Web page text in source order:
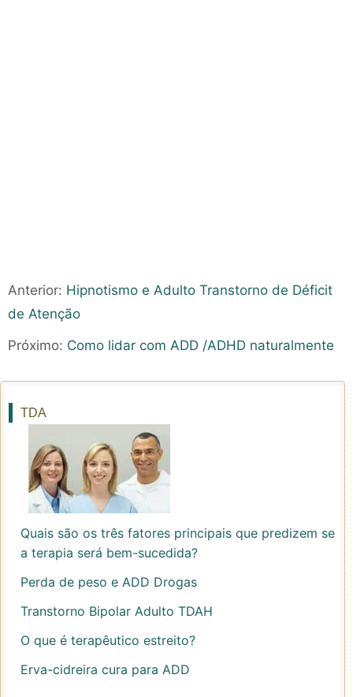
Anterior: Hipnotismo e Adulto Transtorno de Déficit
de Atenção
Próximo: Como lidar com ADD /ADHD naturalmente
TDA
Quais são os três fatores principais que predizem se
a terapia será bem-sucedida?
Perda de peso e ADD Drogas
Transtorno Bipolar Adulto TDAH
O que é terapêutico estreito?
Erva-cidreira cura para ADD